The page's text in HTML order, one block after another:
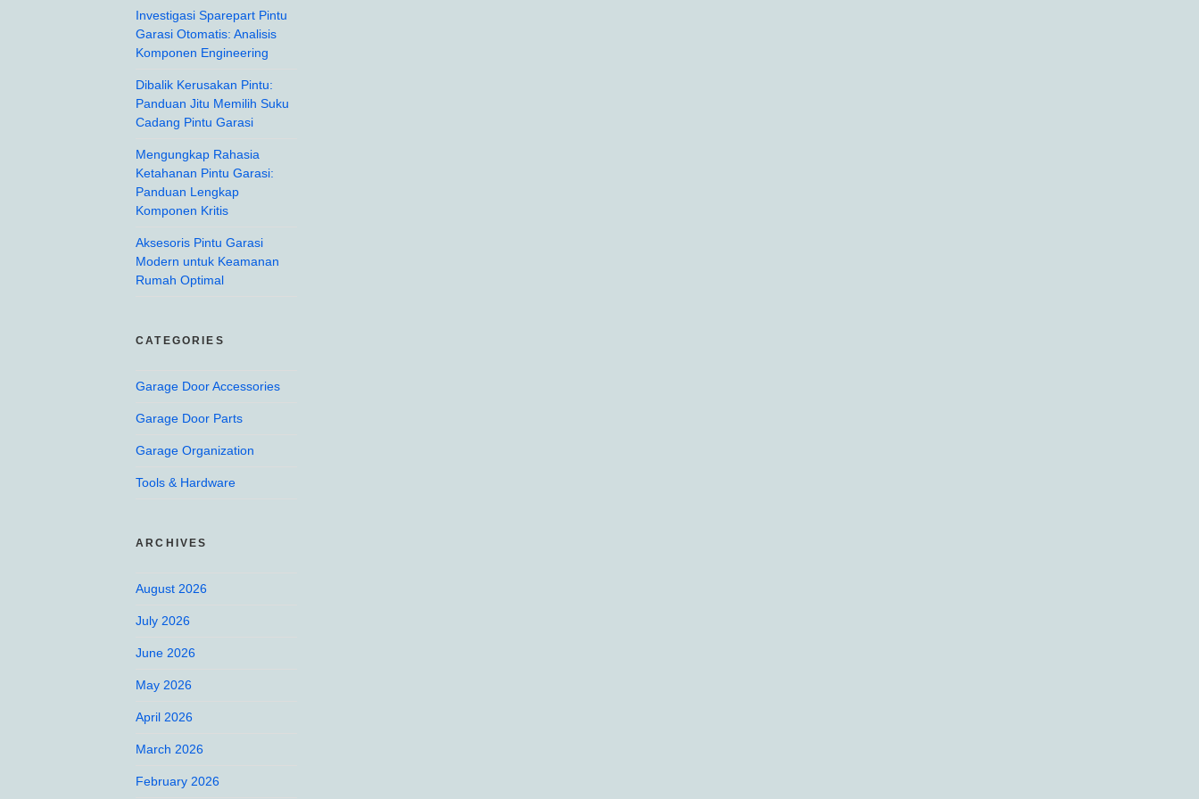
Investigasi Sparepart Pintu
Garasi Otomatis: Analisis
Komponen Engineering
Dibalik Kerusakan Pintu:
Panduan Jitu Memilih Suku
Cadang Pintu Garasi
Mengungkap Rahasia
Ketahanan Pintu Garasi:
Panduan Lengkap
Komponen Kritis
Aksesoris Pintu Garasi
Modern untuk Keamanan
Rumah Optimal
CATEGORIES
Garage Door Accessories
Garage Door Parts
Garage Organization
Tools & Hardware
ARCHIVES
August 2026
July 2026
June 2026
May 2026
April 2026
March 2026
February 2026